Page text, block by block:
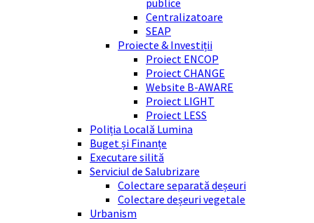
publice
Centralizatoare
SEAP
Proiecte & Investiții
Proiect ENCOP
Proiect CHANGE
Website B-AWARE
Proiect LIGHT
Proiect LESS
Poliția Locală Lumina
Buget și Finanțe
Executare silită
Serviciul de Salubrizare
Colectare separată deșeuri
Colectare deșeuri vegetale
Urbanism